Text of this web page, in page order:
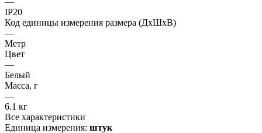
IP20
Код единицы измерения размера (ДхШхВ)
—
Метр
Цвет
—
Белый
Масса, г
—
6.1 кг
Все характеристики
Единица измерения: штук